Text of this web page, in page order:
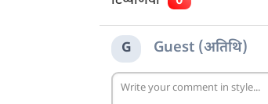
G Guest (अतिथि)